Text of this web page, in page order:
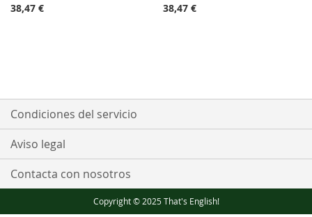
38,47 €
38,47 €
Condiciones del servicio
Aviso legal
Contacta con nosotros
Copyright © 2025 That's English!